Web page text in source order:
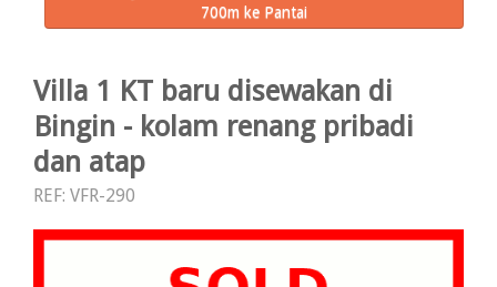
700m ke Pantai
Villa 1 KT baru disewakan di
Bingin - kolam renang pribadi
dan atap
REF: VFR-290